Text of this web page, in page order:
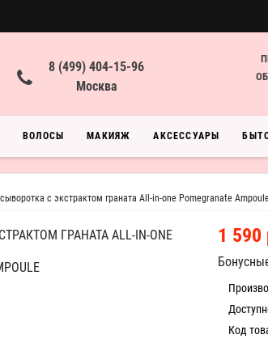
8 (499) 404-15-96
Москва
ВОЛОСЫ МАКИЯЖ АКСЕССУАРЫ
с экстрактом граната All-in-one Pomegranate
ГРАНАТА ALL-IN-ONE 1 590
Код